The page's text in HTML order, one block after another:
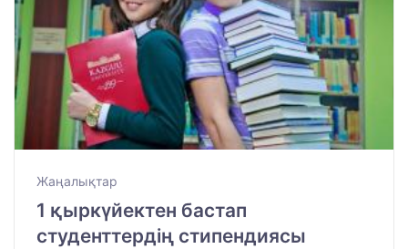
Жаңалықтар
1 қыркүйектен бастап
студенттердің стипендиясы